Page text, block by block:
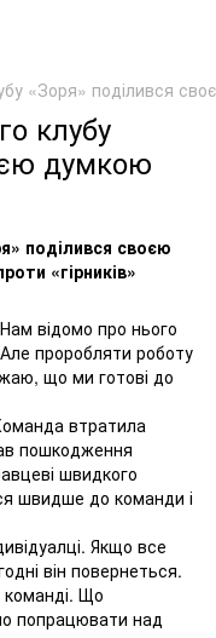
«Зоря» поділився
клубу
думкою
поділився своєю
«гірників»
відомо про нього
проробляти роботу
що ми готові до
втратила
пошкодження
швидкого
швидше до команди і
Якщо все
він повернеться.
команді. Що
попрацювати над